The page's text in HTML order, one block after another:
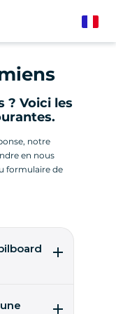
? Voici les
notre
en nous
formulaire de